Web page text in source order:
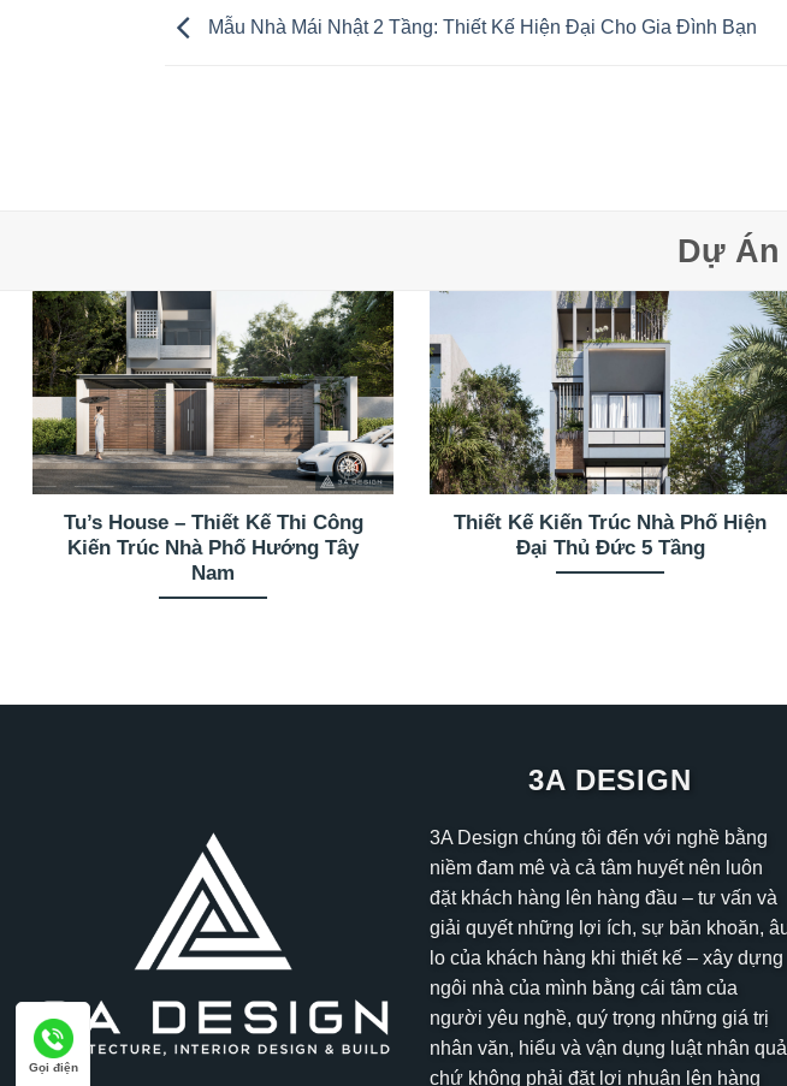
Gọi điện
Mẫu Nhà Mái Nhật 2 Tầng: Thiết Kế Hiện Đại Cho Gia Đình Bạn
Dự Án
Tu’s House – Thiết Kế Thi Công
Kiến Trúc Nhà Phố Hướng Tây
Nam
Thiết Kế Kiến Trúc Nhà Phố Hiện
Đại Thủ Đức 5 Tầng
3A DESIGN
3A Design chúng tôi đến với nghề bằng
niềm đam mê và cả tâm huyết nên luôn
đặt khách hàng lên hàng đầu – tư vấn và
giải quyết những lợi ích, sự băn khoăn,
lo của khách hàng khi thiết kế – xây dựng
ngôi nhà của mình bằng cái tâm của
người yêu nghề, quý trọng những giá trị
nhân văn, hiểu và vận dụng luật nhân quả
chứ không phải đặt lợi nhuận lên hàng